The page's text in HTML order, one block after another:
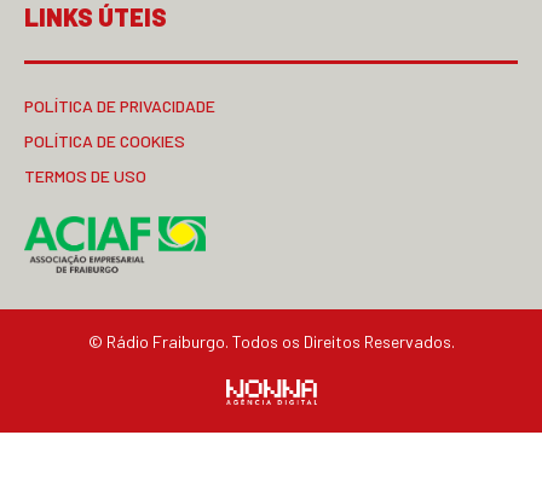
LINKS ÚTEIS
POLÍTICA DE PRIVACIDADE
POLÍTICA DE COOKIES
TERMOS DE USO
© Rádio Fraiburgo. Todos os Direitos Reservados.